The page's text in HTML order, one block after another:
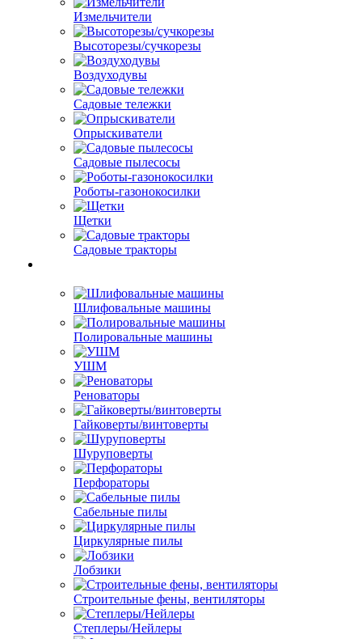
Измельчители
Высоторезы/сучкорезы
Воздуходувы
Садовые тележки
Опрыскиватели
Садовые пылесосы
Роботы-газонокосилки
Щетки
Садовые тракторы
Шлифовальные машины
Полировальные машины
УШМ
Реноваторы
Гайковерты/винтоверты
Шуруповерты
Перфораторы
Сабельные пилы
Циркулярные пилы
Лобзики
Строительные фены, вентиляторы
Степлеры/Нейлеры